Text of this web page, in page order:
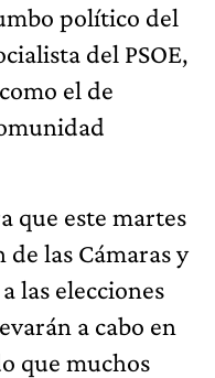
político del
del PSOE,
el de
que este martes
las Cámaras y
las elecciones
a cabo en
que muchos